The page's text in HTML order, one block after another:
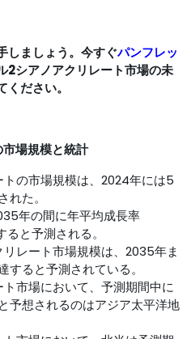
しましょう。今すぐパンフレッ
2シアノアクリレート市場の未
ださい。
場規模と統計
の市場規模は、2024年には5
た。
年の間に年平均成長率
ると予測される。
レート市場規模は、2035年ま
ると予測されている。
市場において、予測期間中に
予想されるのはアジア太平洋地